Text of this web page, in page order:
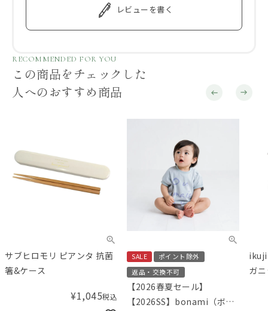
レビューを書く
RECOMMENDED FOR YOU
この商品をチェックした
人へのおすすめ商品
サブヒロモリ ピアンタ 抗菌
箸&ケース
¥1,045税込
SALE
ポイント除外
返品・交換不可
【2026春夏セール】
【2026SS】bonami（ボナ
ガ